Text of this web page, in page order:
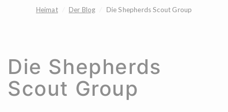
Heimat Der Blog Die Shepherds Scout Group
Die Shepherds
Scout Group